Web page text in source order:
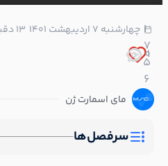
چهارشنبه ۷ اردیبهشت ۱۴۰۱ 13 دقیقه مطالعه
1
0
1
7
5
6
مای اسمارت ژن
سرفصل‌ها